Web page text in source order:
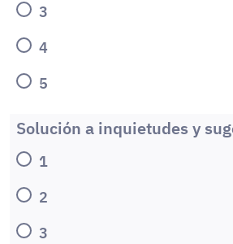
3
4
5
Solución a inquietudes y
1
2
3